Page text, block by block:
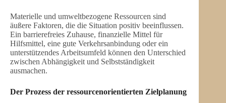
Materielle und umweltbezogene Ressourcen sind
äußere Faktoren, die die Situation positiv beeinflussen.
Ein barrierefreies Zuhause, finanzielle Mittel für
Hilfsmittel, eine gute Verkehrsanbindung oder ein
unterstützendes Arbeitsumfeld können den Unterschied
zwischen Abhängigkeit und Selbstständigkeit
ausmachen.
Der Prozess der ressourcenorientierten Zielplanung